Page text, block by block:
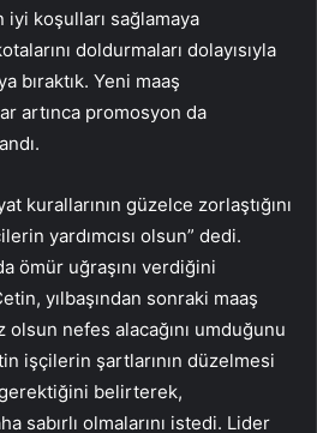
iyi koşulları sağlamaya
doldurmaları dolayısıyla
bıraktık. Yeni maaş
artınca promosyon da
kurallarının güzelce zorlaştığını
yardımcısı olsun” dedi.
ömür uğraşını verdiğini
yılbaşından sonraki maaş
olsun nefes alacağını umduğunu
işçilerin şartlarının düzelmesi
belirterek,
sabırlı olmalarını istedi. Lider